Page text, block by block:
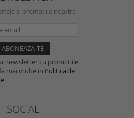
si promotiile noastre
newsletter cu promotiile
mai multe in Politica de
SOCIAL